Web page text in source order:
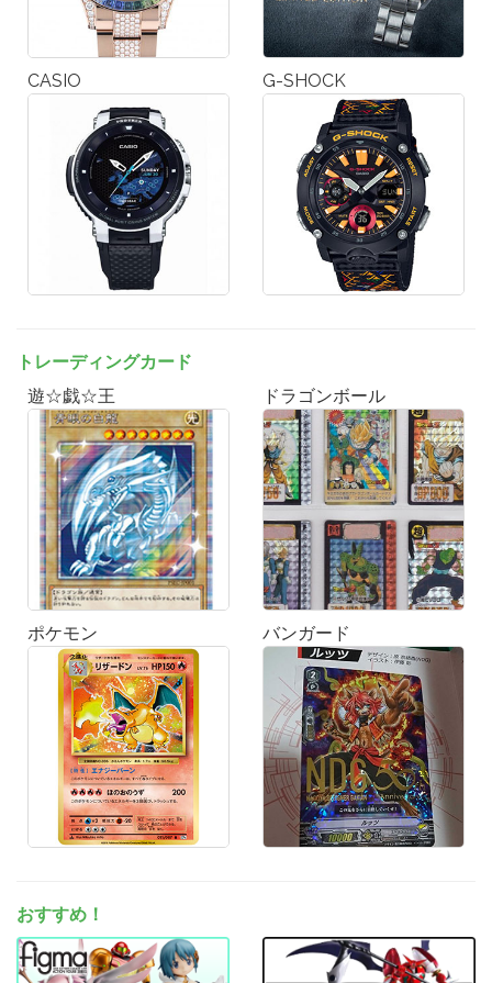
CASIO G-SHOCK
トレーディングカード
遊☆戯☆王
ドラゴンボール
ポケモン バンガード
おすすめ！